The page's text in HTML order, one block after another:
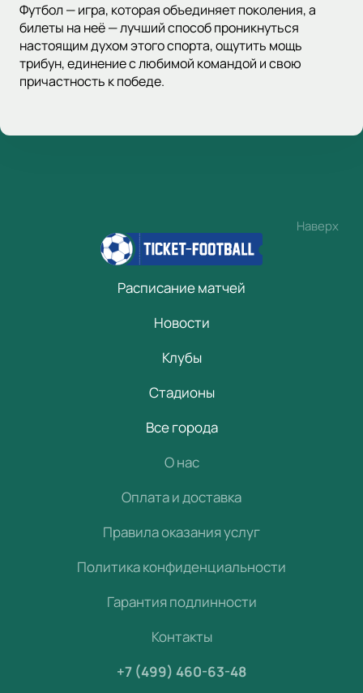
Футбол — игра, которая объединяет поколения, а
билеты на неё — лучший способ проникнуться
настоящим духом этого спорта, ощутить мощь
трибун, единение с любимой командой и свою
причастность к победе.
Наверх
Расписание матчей
Новости
Клубы
Стадионы
Все города
О нас
Оплата и доставка
Правила оказания услуг
Политика конфиденциальности
Гарантия подлинности
Контакты
+7 (499) 460-63-48